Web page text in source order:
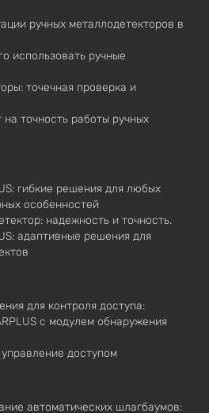
ручных металлодетекторов в
использовать ручные
точечная проверка и
точность работы ручных
гибкие решения для любых
особенностей
надежность и точность.
адаптивные решения для
для контроля доступа:
с модулем обнаружения
доступом
автоматических шлагбаумов: